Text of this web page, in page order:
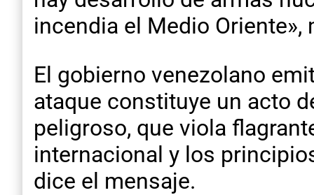
incendia el Medio
El gobierno venezolano
ataque constituye un acto
peligroso, que viola
internacional y los
dice el mensaje.